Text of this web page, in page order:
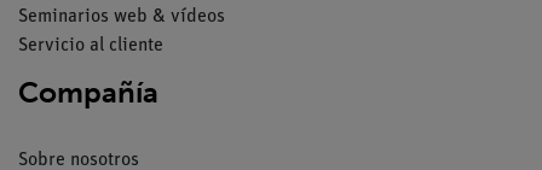
Seminarios web & vídeos
Servicio al cliente
Compañía
Sobre nosotros